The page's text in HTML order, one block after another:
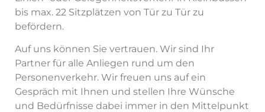
bis max. 22 Sitzplätzen von Tür zu Tür zu
befördern.
Auf uns können Sie vertrauen. Wir sind Ihr
Partner für alle Anliegen rund um den
Personenverkehr. Wir freuen uns auf ein
Gespräch mit Ihnen und stellen Ihre Wünsche
und Bedürfnisse dabei immer in den Mittelpunkt